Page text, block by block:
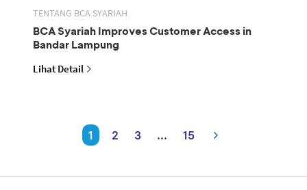
TENTANG BCA SYARIAH
BCA Syariah Improves Customer Access in
Bandar Lampung
Lihat Detail
1 2 3 ... 15